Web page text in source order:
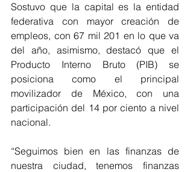
Sostuvo que la capital es la entidad
federativa con mayor creación de
empleos, con 67 mil 201 en lo que va
del año, asimismo, destacó que el
Producto Interno Bruto (PIB) se
posiciona como el principal
movilizador de México, con una
participación del 14 por ciento a nivel
nacional.
“Seguimos bien en las finanzas de
nuestra ciudad, tenemos finanzas